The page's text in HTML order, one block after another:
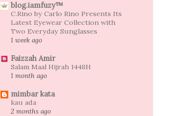
blog.iamfuzy™
C.Rino by Carlo Rino Presents Its
Latest Eyewear Collection with
Two Everyday Sunglasses
1 week ago
Faizzah Amir
Salam Maal Hijrah 1448H
1 month ago
mimbar kata
kau ada
2 months ago